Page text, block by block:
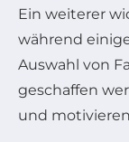
Ein weiterer
während
Auswahl von
geschaffen
und